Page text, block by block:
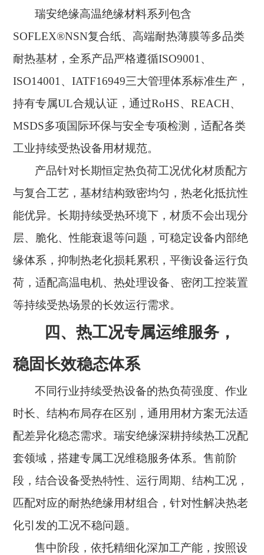
瑞安绝缘高温绝缘材料系列包含
SOFLEX®NSN复合纸、高端耐热薄膜等多品类
耐热基材，全系产品严格遵循ISO9001、
ISO14001、IATF16949三大管理体系标准生产，
持有专属UL合规认证，通过RoHS、REACH、
MSDS多项国际环保与安全专项检测，适配各类
工业持续受热设备用材规范。
产品针对长期恒定热负荷工况优化材质配方
与复合工艺，基材结构致密均匀，热老化抵抗性
能优异。长期持续受热环境下，材质不会出现分
层、脆化、性能衰退等问题，可稳定设备内部绝
缘体系，抑制热老化损耗累积，平衡设备运行负
荷，适配高温电机、热处理设备、密闭工控装置
等持续受热场景的长效运行需求。
四、热工况专属运维服务，
稳固长效稳态体系
不同行业持续受热设备的热负荷强度、作业
时长、结构布局存在区别，通用用材方案无法适
配差异化稳态需求。瑞安绝缘深耕持续热工况配
套领域，搭建专属工况维稳服务体系。售前阶
段，结合设备受热特性、运行周期、结构工况，
匹配对应的耐热绝缘用材组合，针对性解决热老
化引发的工况不稳问题。
售中阶段，依托精细化深加工产能，按照设